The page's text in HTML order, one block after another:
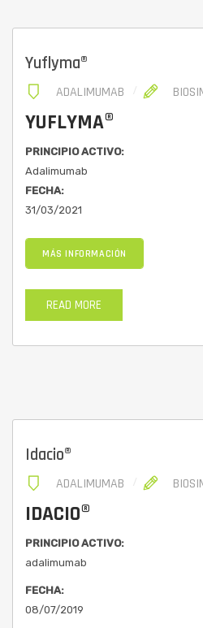
Yuflyma®
ADALIMUMAB
YUFLYMA®
PRINCIPIO ACTIVO:
Adalimumab
FECHA:
31/03/2021
MÁS INFORMACIÓN
READ MORE
Idacio®
ADALIMUMAB
IDACIO®
PRINCIPIO ACTIVO:
adalimumab
FECHA:
08/07/2019